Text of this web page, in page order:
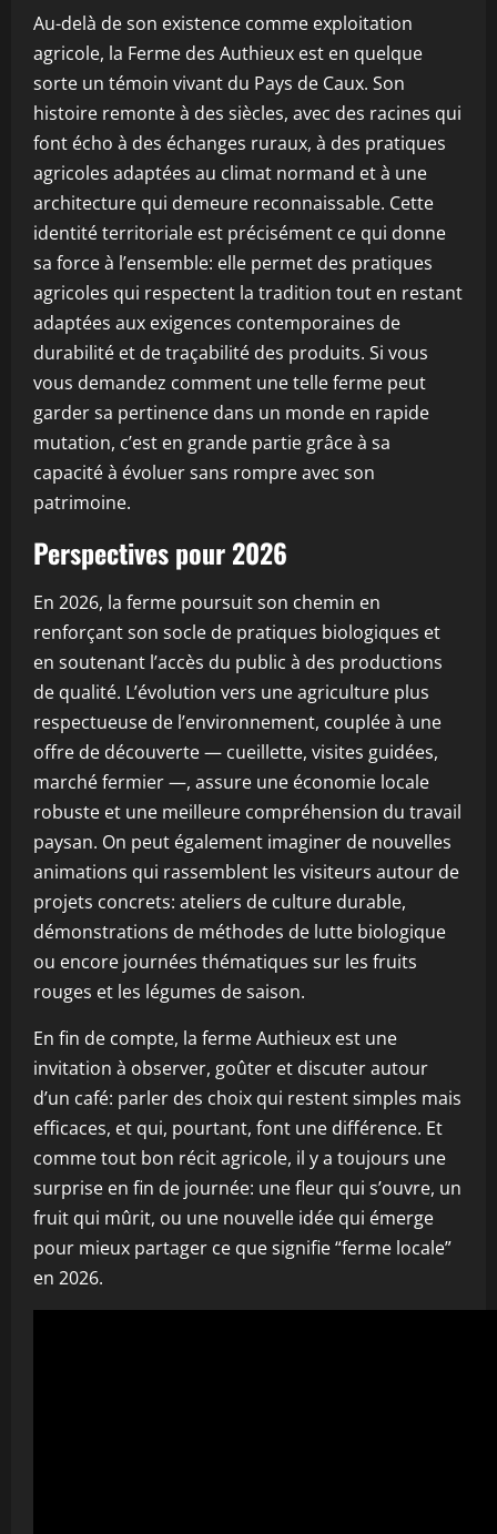
Au-delà de son existence comme exploitation
agricole, la Ferme des Authieux est en quelque
sorte un témoin vivant du Pays de Caux. Son
histoire remonte à des siècles, avec des racines qui
font écho à des échanges ruraux, à des pratiques
agricoles adaptées au climat normand et à une
architecture qui demeure reconnaissable. Cette
identité territoriale est précisément ce qui donne
sa force à l’ensemble: elle permet des pratiques
agricoles qui respectent la tradition tout en restant
adaptées aux exigences contemporaines de
durabilité et de traçabilité des produits. Si vous
vous demandez comment une telle ferme peut
garder sa pertinence dans un monde en rapide
mutation, c’est en grande partie grâce à sa
capacité à évoluer sans rompre avec son
patrimoine.
Perspectives pour 2026
En 2026, la ferme poursuit son chemin en
renforçant son socle de pratiques biologiques et
en soutenant l’accès du public à des productions
de qualité. L’évolution vers une agriculture plus
respectueuse de l’environnement, couplée à une
offre de découverte — cueillette, visites guidées,
marché fermier —, assure une économie locale
robuste et une meilleure compréhension du travail
paysan. On peut également imaginer de nouvelles
animations qui rassemblent les visiteurs autour de
projets concrets: ateliers de culture durable,
démonstrations de méthodes de lutte biologique
ou encore journées thématiques sur les fruits
rouges et les légumes de saison.
En fin de compte, la ferme Authieux est une
invitation à observer, goûter et discuter autour
d’un café: parler des choix qui restent simples mais
efficaces, et qui, pourtant, font une différence. Et
comme tout bon récit agricole, il y a toujours une
surprise en fin de journée: une fleur qui s’ouvre, un
fruit qui mûrit, ou une nouvelle idée qui émerge
pour mieux partager ce que signifie “ferme locale”
en 2026.